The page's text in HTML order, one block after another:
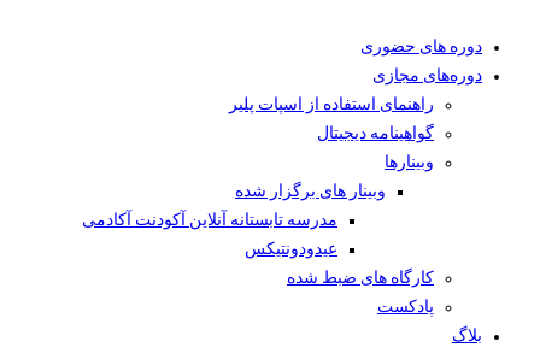
دوره های حضوری
دوره‌های مجازی
راهنمای استفاده از اسپات پلیر
گواهینامه دیجیتال
وبینار‌ها
وبینار های برگزار شده
مدرسه تابستانه آنلاین آکودنت آکادمی
عیدودونتیکس
کارگاه های ضبط شده
پادکست
بلاگ